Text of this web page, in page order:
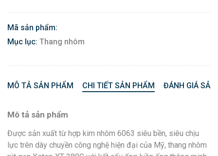
Mã sản phẩm:
Mục lục: Thang nhôm
MÔ TẢ SẢN PHẨM CHI TIẾT SẢN PHẨM ĐÁNH GIÁ
Mô tả sản phẩm
Được sản xuất từ hợp kim nhôm 6063 siêu bền, siêu chịu
lực trên dây chuyền công nghệ hiện đại của Mỹ, thang nhôm